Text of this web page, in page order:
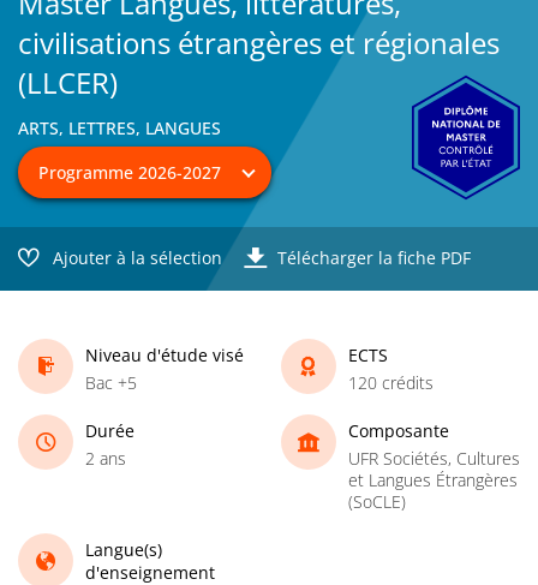
civilisations étrangères et régionales
(LLCER)
ARTS, LETTRES, LANGUES
Ajouter à la sélection Télécharger la fiche PDF
Niveau d'étude visé
Bac +5
ECTS
120 crédits
Durée
2 ans
Composante
UFR Sociétés, Cultures
et Langues Étrangères
(SoCLE)
Langue(s)
d'enseignement